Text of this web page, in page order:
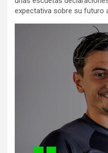
expectativa sobre su futuro